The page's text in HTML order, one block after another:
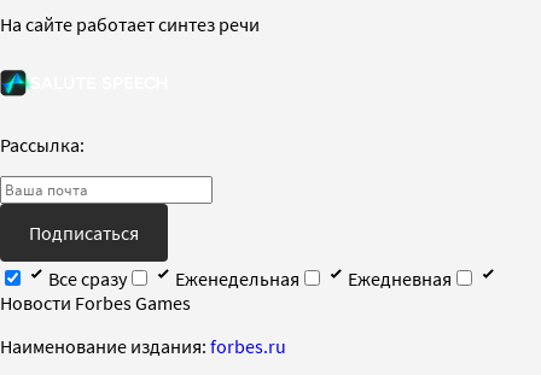
На сайте работает синтез речи
Рассылка:
Подписаться
Все сразу
Еженедельная
Ежедневная
Новости Forbes Games
Наименование издания: forbes.ru